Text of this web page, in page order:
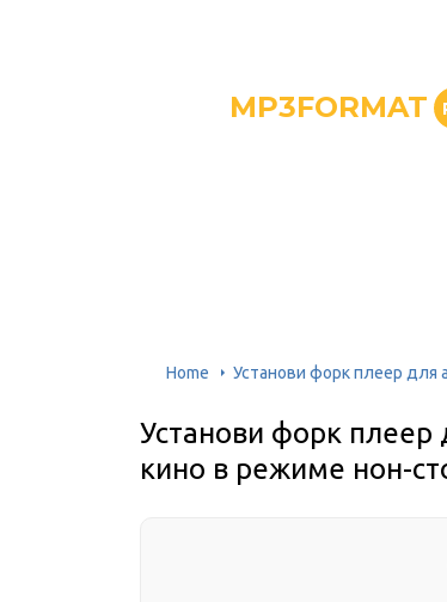
MP3FORMAT
Home Установи форк плеер для
Установи форк плеер
кино в режиме нон-